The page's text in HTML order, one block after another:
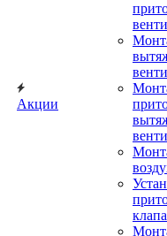
Акции